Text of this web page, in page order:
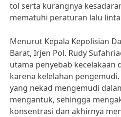
tol serta kurangnya
mematuhi peraturan lalu
Menurut Kepala Kepolisian
Barat, Irjen Pol. Rudy
utama penyebab kecelakaan
karena kelelahan
yang nekad mengemudi
mengantuk, sehingga
konsentrasi dan akhirnya